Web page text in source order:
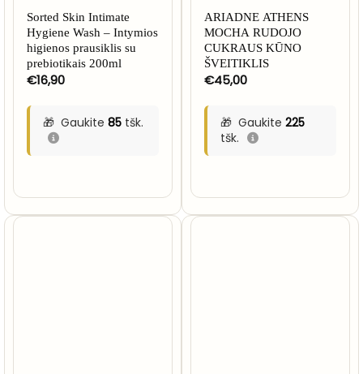
Sorted Skin Intimate
Hygiene Wash – Intymios
higienos prausiklis su
prebiotikais 200ml
€16,90
Gaukite 85tšk.
ARIADNE ATHENS
MOCHA RUDOJO
CUKRAUS KŪNO
ŠVEITIKLIS
€45,00
Gaukite 225
tšk.